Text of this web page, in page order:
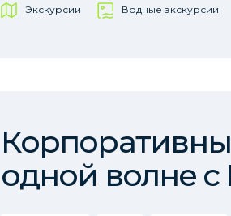
Экскурсии Водные экскурсии
одной волне